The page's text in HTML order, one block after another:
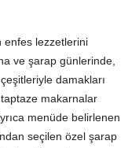
enfes lezzetlerini
ve şarap günlerinde,
damakları
makarnalar
menüde belirlenen
seçilen özel şarap